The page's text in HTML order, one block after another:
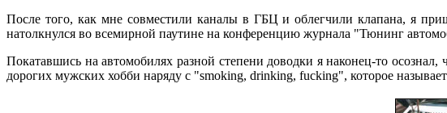
После того, как мне совместили каналы в ГБЦ и облегчили клапана, я
натолкнулся во всемирной паутине на конференцию журнала "Тюнинг
Покатавшись на автомобилях разной степени доводки я наконец-то
дорогих мужских хобби наряду с "smoking, drinking, fucking", которое